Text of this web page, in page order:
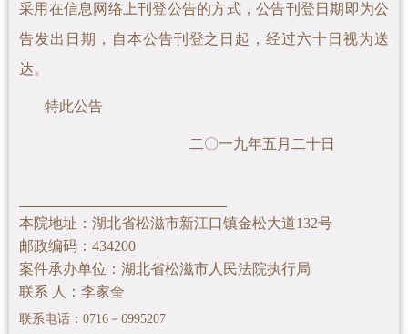
采用在信息网络上刊登公告的方式，公告刊登日期即为公
告发出日期，自本公告刊登之日起，经过六十日视为送
达。
特此公告
二〇一九年五月二十日
本院地址：湖北省松滋市新江口镇金松大道132号
邮政编码：434200
案件承办单位：湖北省松滋市人民法院执行局
联系 人：李家奎
联系电话：0716－6995207